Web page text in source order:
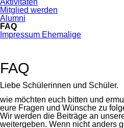
Aktivitäten
Mitglied werden
Alumni
FAQ
Impressum Ehemalige
FAQ
Liebe Schülerinnen und Schüler.
wie möchten euch bitten und
eure Fragen und Wünsche zu
Wir werden die Beiträge an
weitergeben. Wenn nicht anders